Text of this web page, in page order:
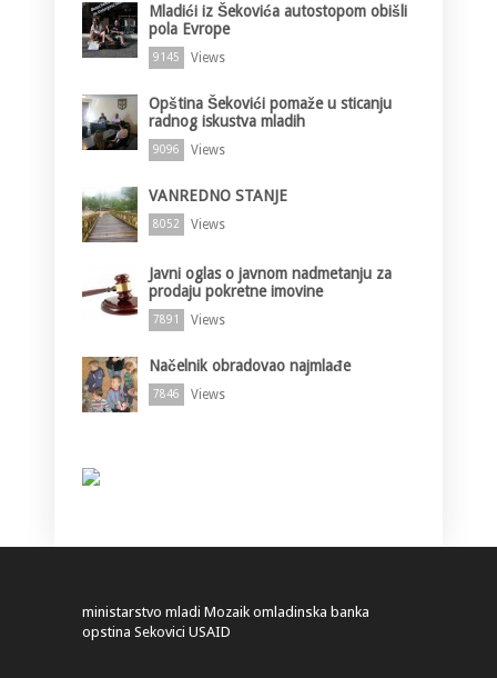
Mladići iz Šekovića autostopom obišli
pola Evrope
9145 Views
Opština Šekovići pomaže u sticanju
radnog iskustva mladih
9096 Views
VANREDNO STANJE
8052 Views
Javni oglas o javnom nadmetanju za
prodaju pokretne imovine
7891 Views
Načelnik obradovao najmlađe
7846 Views
ministarstvo mladi Mozaik omladinska banka
opstina Sekovici USAID